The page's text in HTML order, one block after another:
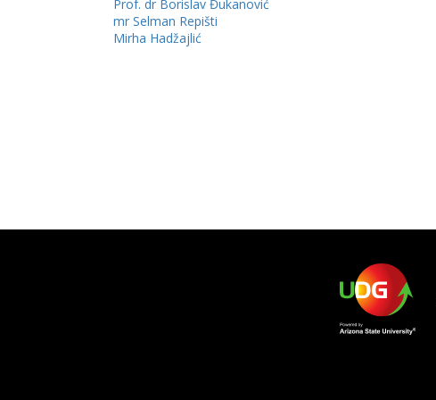
Prof. dr Borislav Đukanović
mr Selman Repišti
Mirha Hadžajlić